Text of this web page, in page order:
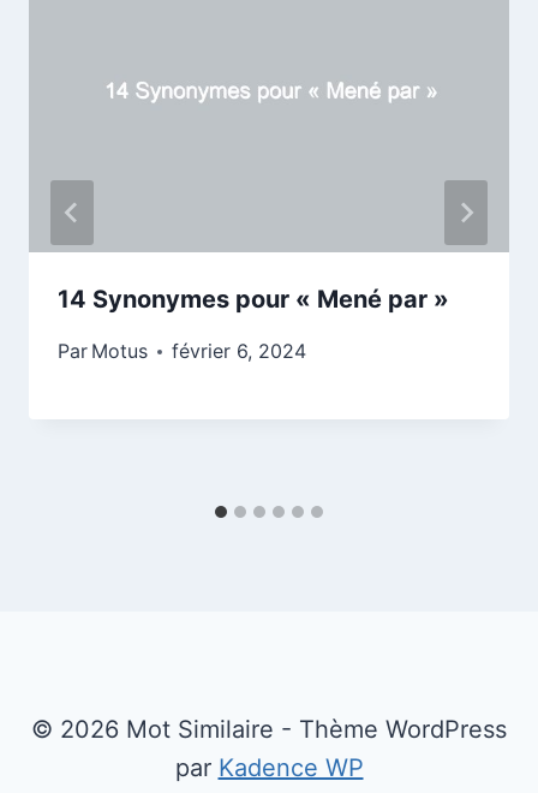
14 Synonymes pour « Mené par »
Par Motus février 6, 2024
© 2026 Mot Similaire - Thème WordPress
par Kadence WP